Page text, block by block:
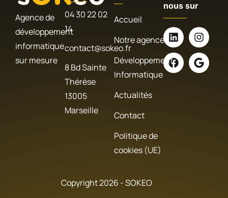
Agence de
développement
informatique
sur mesure
04 30 22 02
14
contact@sokeo.fr
8 Bd Sainte
Thérèse
13005
Marseille
Accueil
Notre agence
Développement
Informatique
Actualités
Contact
Politique de
cookies (UE)
nous sur
Copyright 2026 - SOKEO